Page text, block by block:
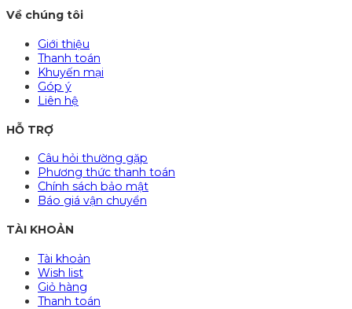
Về chúng tôi
Giới thiệu
Thanh toán
Khuyến mại
Góp ý
Liên hệ
HỖ TRỢ
Câu hỏi thường gặp
Phương thức thanh toán
Chính sách bảo mật
Báo giá vận chuyển
TÀI KHOẢN
Tài khoản
Wish list
Giỏ hàng
Thanh toán